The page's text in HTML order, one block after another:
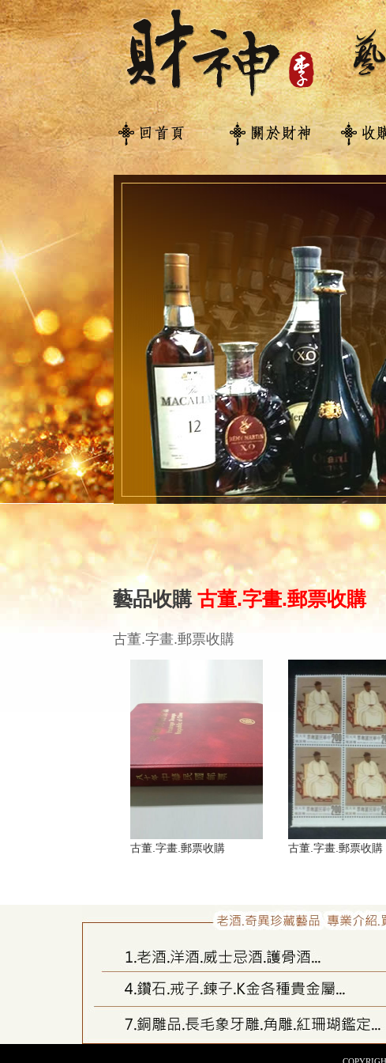
藝品收購古董.字畫.郵票收購
古董.字畫.郵票收購
古董.字畫.郵票收購 古董.字畫.郵票收購